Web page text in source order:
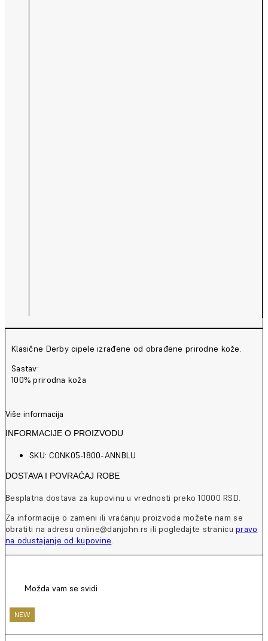
Klasične Derby cipele izrađene od obrađene prirodne kože.
Sastav:
100% prirodna koža
Više informacija
INFORMACIJE O PROIZVODU
SKU: CONK05-1800-ANNBLU
DOSTAVA I POVRAĆAJ ROBE
Besplatna dostava za kupovinu u vrednosti preko 10000 RSD.
Za informacije o zameni ili vraćanju proizvoda možete nam se
obratiti na adresu online@danjohn.rs ili pogledajte stranicupravo
na odustajanje od kupovine.
Možda vam se svidi
NEW
NEW
NEW
NEW
NEW
NEW
NEW